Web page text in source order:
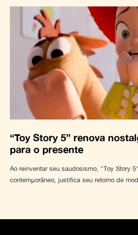
“Toy Story 5” renova
para o presente
Ao reinventar seu saudosismo, "Toy Story
contemporâneo, justifica seu retorno de